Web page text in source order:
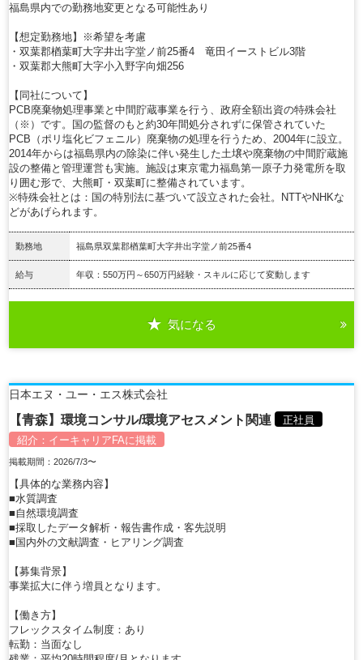
福島県内での勤務地変更となる可能性あり
【想定勤務地】※希望を考慮
・双葉郡楢葉町大字井出字堂ノ前25番4 竜田イーストビル3階
・双葉郡大熊町大字小入野字向畑256
【同社について】
PCB廃棄物処理事業と中間貯蔵事業を行う、政府全額出資の特殊会社
（※）です。国の監督のもと約30年間処分されずに保管されていた
PCB（ポリ塩化ビフェニル）廃棄物の処理を行うため、2004年に設立。
2014年からは福島県内の除染に伴い発生した土壌や廃棄物の中間貯蔵施
設の整備と管理運営も実施。施設は東京電力福島第一原子力発電所を取
り囲む形で、大熊町・双葉町に整備されています。
※特殊会社とは：国の特別法に基づいて設立された会社。NTTやNHKな
どがあげられます。
勤務地 福島県双葉郡楢葉町大字井出字堂ノ前25番4
給与 年収：550万円～650万円経験・スキルに応じて変動します
気になる
日本エヌ・ユー・エス株式会社
【青森】環境コンサル/環境アセスメント関連
正社員
紹介： イーキャリアFAに掲載
掲載期間：2026/7/3〜
【具体的な業務内容】
■水質調査
■自然環境調査
■採取したデータ解析・報告書作成・客先説明
■国内外の文献調査・ヒアリング調査
【募集背景】
事業拡大に伴う増員となります。
【働き方】
フレックスタイム制度：あり
転勤：当面なし